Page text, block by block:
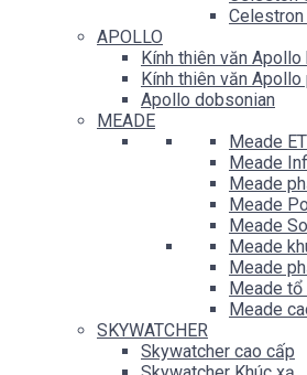
Celestron
APOLLO
Kính thiên văn Apollo
Kính thiên văn Apollo
Apollo dobsonian
MEADE
Meade
Meade
Meade
Meade
Meade
Meade
Meade
Meade tổ
Meade
SKYWATCHER
Skywatcher cao cấp